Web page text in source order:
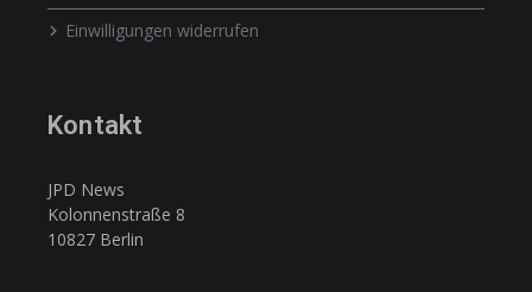
Einwilligungen widerrufen
Kontakt
JPD News
Kolonnenstraße 8
10827 Berlin